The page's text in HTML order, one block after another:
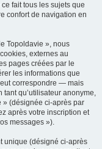
fait tous les sujets que
confort de navigation en
Topoldavie », nous
externes au
pages créées par le
les informations que
correspondre — mais
qu’utilisateur anonyme,
» (désignée ci-après par
après votre inscription et
messages »).
unique (désigné ci-après